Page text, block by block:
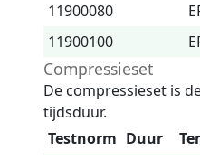
11900080
11900100
Compressieset
De compressieset is
tijdsduur.
Testnorm Duur